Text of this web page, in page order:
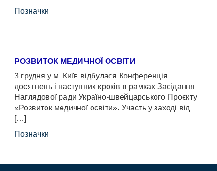
Позначки
РОЗВИТОК МЕДИЧНОЇ ОСВІТИ
3 грудня у м. Київ відбулася Конференція
досягнень і наступних кроків в рамках Засідання
Наглядової ради Україно-швейцарського Проєкту
«Розвиток медичної освіти». Участь у заході від
[…]
Позначки